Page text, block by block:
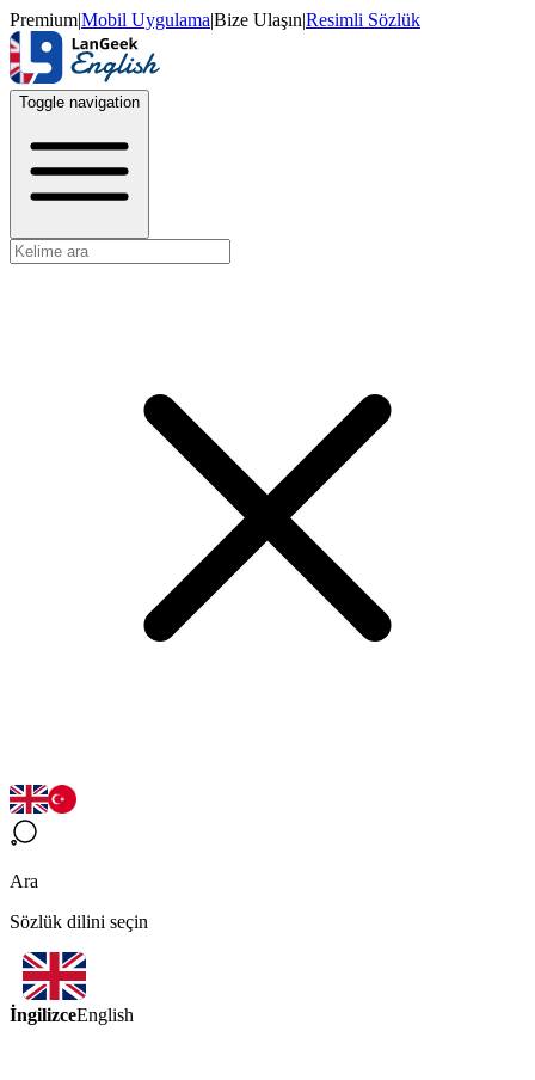
Premium|Mobil Uygulama|Bize Ulaşın|Resimli Sözlük
Toggle navigation
Ara
Sözlük dilini seçin
İngilizceEnglish